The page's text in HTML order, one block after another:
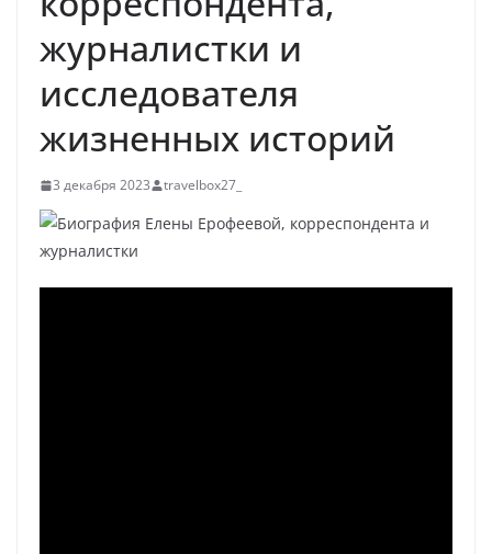
журналистки и
исследователя
жизненных историй
3 декабря 2023 travelbox27_